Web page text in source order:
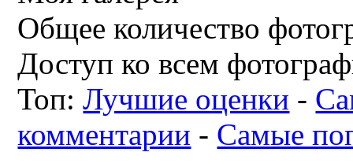
Общее количество
Доступ ко всем
Топ:Лучшие оценки -
комментарии - Самые